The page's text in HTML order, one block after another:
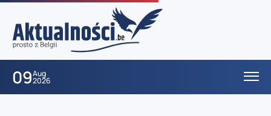
09Aug
2026